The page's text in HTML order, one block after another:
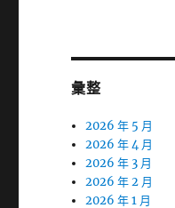
彙整
2026 年 5 月
2026 年 4 月
2026 年 3 月
2026 年 2 月
2026 年 1 月